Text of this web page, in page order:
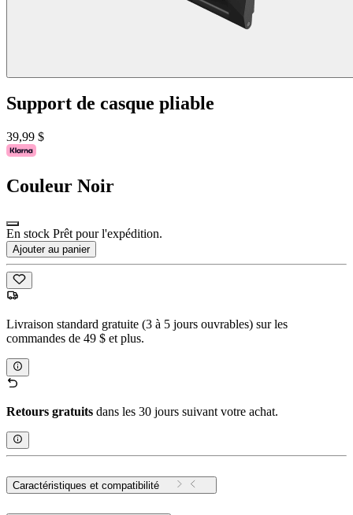
Support de casque pliable
39,99 $
Couleur Noir
En stock Prêt pour l'expédition.
Ajouter au panier
Livraison standard gratuite (3 à 5 jours ouvrables) sur les
commandes de 49 $ et plus.
Retours gratuits dans les 30 jours suivant votre achat.
Caractéristiques et compatibilité